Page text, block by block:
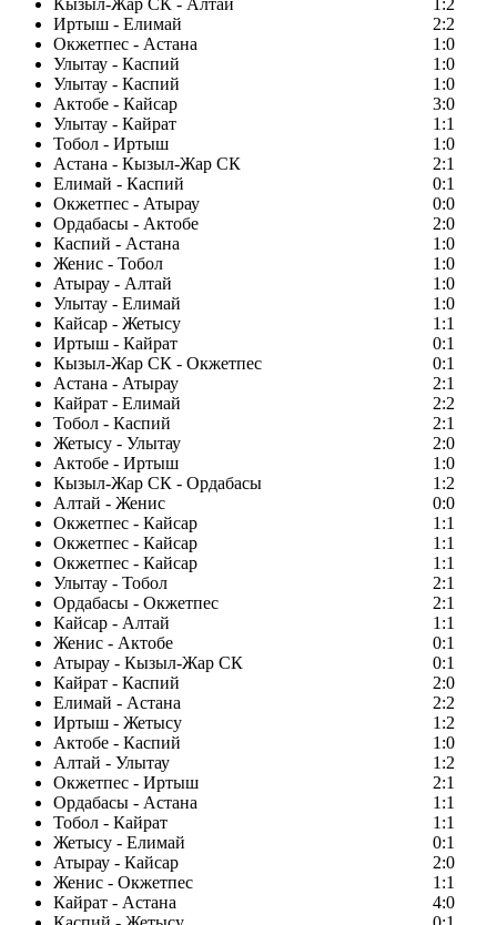
Кызыл-Жар СК - Алтай
1:2
Иртыш - Елимай
2:2
Окжетпес - Астана
1:0
Улытау - Каспий
1:0
Улытау - Каспий
1:0
Актобе - Кайсар
3:0
Улытау - Кайрат
1:1
Тобол - Иртыш
1:0
Астана - Кызыл-Жар СК
2:1
Елимай - Каспий
0:1
Окжетпес - Атырау
0:0
Ордабасы - Актобе
2:0
Каспий - Астана
1:0
Женис - Тобол
1:0
Атырау - Алтай
1:0
Улытау - Елимай
1:0
Кайсар - Жетысу
1:1
Иртыш - Кайрат
0:1
Кызыл-Жар СК - Окжетпес
0:1
Астана - Атырау
2:1
Кайрат - Елимай
2:2
Тобол - Каспий
2:1
Жетысу - Улытау
2:0
Актобе - Иртыш
1:0
Кызыл-Жар СК - Ордабасы
1:2
Алтай - Женис
0:0
Окжетпес - Кайсар
1:1
Окжетпес - Кайсар
1:1
Окжетпес - Кайсар
1:1
Улытау - Тобол
2:1
Ордабасы - Окжетпес
2:1
Кайсар - Алтай
1:1
Женис - Актобе
0:1
Атырау - Кызыл-Жар СК
0:1
Кайрат - Каспий
2:0
Елимай - Астана
2:2
Иртыш - Жетысу
1:2
Актобе - Каспий
1:0
Алтай - Улытау
1:2
Окжетпес - Иртыш
2:1
Ордабасы - Астана
1:1
Тобол - Кайрат
1:1
Жетысу - Елимай
0:1
Атырау - Кайсар
2:0
Женис - Окжетпес
1:1
Кайрат - Астана
4:0